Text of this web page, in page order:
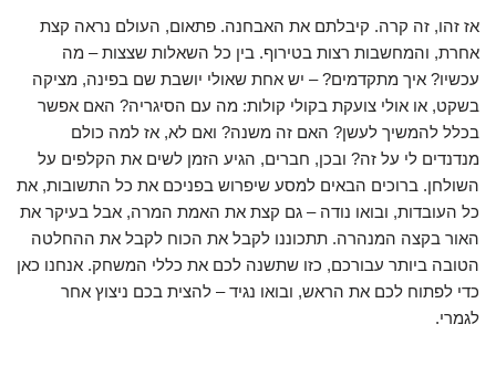
אז זהו, זה קרה. קיבלתם את האבחנה. פתאום, העולם נראה קצת
אחרת, והמחשבות רצות בטירוף. בין כל השאלות שצצות – מה
עכשיו? איך מתקדמים? – יש אחת שאולי יושבת שם בפינה, מציקה
בשקט, או אולי צועקת בקולי קולות: מה עם הסיגריה? האם אפשר
בכלל להמשיך לעשן? האם זה משנה? ואם לא, אז למה כולם
מנדנדים לי על זה? ובכן, חברים, הגיע הזמן לשים את הקלפים על
השולחן. ברוכים הבאים למסע שיפרוש בפניכם את כל התשובות, את
כל העובדות, ובואו נודה – גם קצת את האמת המרה, אבל בעיקר את
האור בקצה המנהרה. תתכוננו לקבל את הכוח לקבל את ההחלטה
הטובה ביותר עבורכם, כזו שתשנה לכם את כללי המשחק. אנחנו כאן
כדי לפתוח לכם את הראש, ובואו נגיד – להצית בכם ניצוץ אחר
לגמרי.